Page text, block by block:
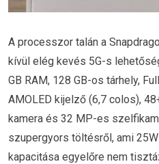
A processzor talán a
kívül elég kevés 5G-s
GB RAM, 128 GB-os tárhely,
AMOLED kijelző (6,7 colos),
kamera és 32 MP-es
szupergyors töltésről, ami
kapacitása egyelőre nem